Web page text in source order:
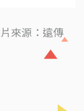
來源：遠傳